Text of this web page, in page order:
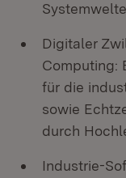
Digitaler
Computing:
für die
sowie
durch
Industrie-